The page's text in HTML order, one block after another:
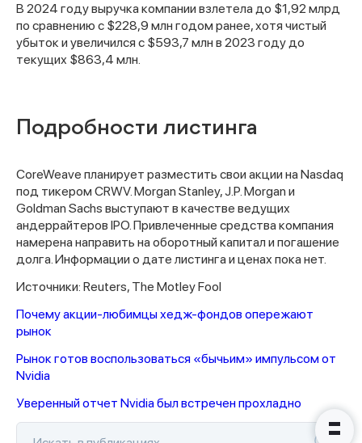
В 2024 году выручка компании взлетела до $1,92 млрд
по сравнению с $228,9 млн годом ранее, хотя чистый
убыток и увеличился с $593,7 млн в 2023 году до
текущих $863,4 млн.
Подробности листинга
CoreWeave планирует разместить свои акции на Nasdaq
под тикером CRWV. Morgan Stanley, J.P. Morgan и
Goldman Sachs выступают в качестве ведущих
андеррайтеров IPO. Привлеченные средства компания
намерена направить на оборотный капитал и погашение
долга. Информации о дате листинга и ценах пока нет.
Источники: Reuters, The Motley Fool
Почему акции-любимцы хедж-фондов опережают
рынок
Рынок готов воспользоваться «бычьим» импульсом от
Nvidia
Уверенный отчет Nvidia был встречен прохладно
Спасибо за заявку
вами в ближайшее время